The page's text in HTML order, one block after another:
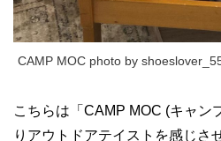
CAMP MOC photo by
こちらは「CAMP MOC (キャン
りアウトドアテイストを感じさ